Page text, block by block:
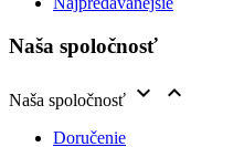
Naša spoločnosť
Naša spoločnosť  
Doručenie